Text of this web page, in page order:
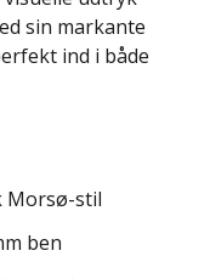
sin markante
ind i både
Morsø-stil
ben